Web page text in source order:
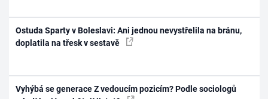
Ostuda Sparty v Boleslavi: Ani jednou nevystřelila na bránu,
doplatila na třesk v sestavě
Vyhýbá se generace Z vedoucím pozicím? Podle sociologů